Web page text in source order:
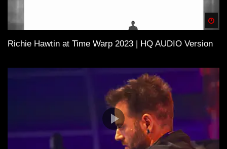
Richie Hawtin at Time Warp 2023 | HQ AUDIO Version